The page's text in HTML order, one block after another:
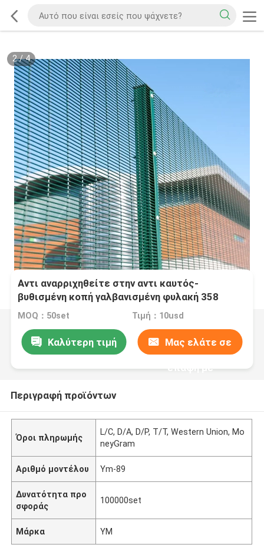
2/4
Αντι αναρριχηθείτε στην αντι καυτός-
βυθισμένη κοπή γαλβανισμένη φυλακή 358
επιστρώματος σκονών φράκτης υψηλής
MOQ：50set Τιμή：10usd
Καλύτερη τιμή Μας ελάτε σε
επαφή με
Περιγραφή προϊόντων
Όροι πληρωμής
L/C, D/A, D/P, T/T, Western Union, Mo
neyGram
Αριθμό μοντέλου Ym-89
Δυνατότητα προ
σφοράς
100000set
Μάρκα YM